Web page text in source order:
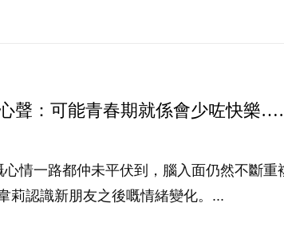
心聲：可能青春期就係會少咗快樂
情一路都仲未平伏到，腦入面仍然不斷重
莉認識新朋友之後嘅情緒變化。...